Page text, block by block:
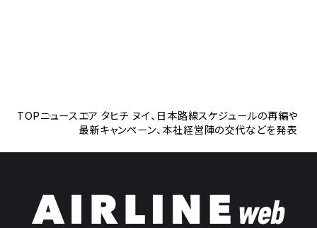
TOPニュースエア タヒチ ヌイ、日本路線スケジュールの再編や
最新キャンペーン、本社経営陣の交代などを発表